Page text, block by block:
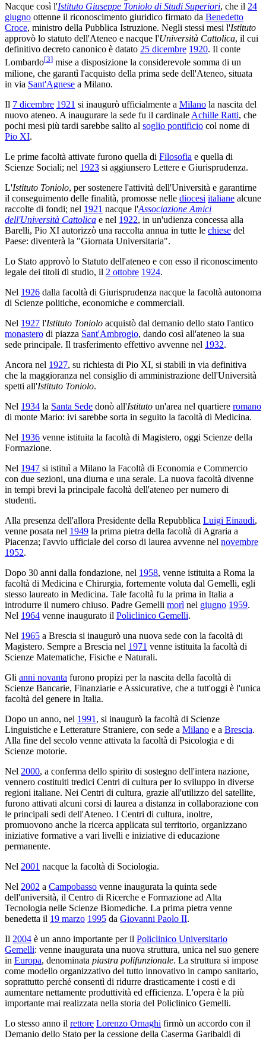
Nacque così l'Istituto Giuseppe Toniolo di Studi Superiori, che il 24
giugno ottenne il riconoscimento giuridico firmato da Benedetto
Croce, ministro della Pubblica Istruzione. Negli stessi mesi l'Istituto
approvò lo statuto dell'Ateneo e nacque l'Università Cattolica, il cui
definitivo decreto canonico è datato 25 dicembre 1920. Il conte
Lombardo[3] mise a disposizione la considerevole somma di un
milione, che garantì l'acquisto della prima sede dell'Ateneo, situata
in via Sant'Agnese a Milano.
Il 7 dicembre 1921 si inaugurò ufficialmente a Milano la nascita del
nuovo ateneo. A inaugurare la sede fu il cardinale Achille Ratti, che
pochi mesi più tardi sarebbe salito al soglio pontificio col nome di
Pio XI.
Le prime facoltà attivate furono quella di Filosofia e quella di
Scienze Sociali; nel 1923 si aggiunsero Lettere e Giurisprudenza.
L'Istituto Toniolo, per sostenere l'attività dell'Università e garantirne
il conseguimento delle finalità, promosse nelle diocesi italiane alcune
raccolte di fondi; nel 1921 nacque l'Associazione Amici
dell'Università Cattolica e nel 1922, in un'udienza concessa alla
Barelli, Pio XI autorizzò una raccolta annua in tutte le chiese del
Paese: diventerà la "Giornata Universitaria".
Lo Stato approvò lo Statuto dell'ateneo e con esso il riconoscimento
legale dei titoli di studio, il 2 ottobre 1924.
Nel 1926 dalla facoltà di Giurisprudenza nacque la facoltà autonoma
di Scienze politiche, economiche e commerciali.
Nel 1927 l'Istituto Toniolo acquistò dal demanio dello stato l'antico
monastero di piazza Sant'Ambrogio, dando così all'ateneo la sua
sede principale. Il trasferimento effettivo avvenne nel 1932.
Ancora nel 1927, su richiesta di Pio XI, si stabilì in via definitiva
che la maggioranza nel consiglio di amministrazione dell'Università
spetti all'Istituto Toniolo.
Nel 1934 la Santa Sede donò all'Istituto un'area nel quartiere romano
di monte Mario: ivi sarebbe sorta in seguito la facoltà di Medicina.
Nel 1936 venne istituita la facoltà di Magistero, oggi Scienze della
Formazione.
Nel 1947 si istituì a Milano la Facoltà di Economia e Commercio
con due sezioni, una diurna e una serale. La nuova facoltà divenne
in tempi brevi la principale facoltà dell'ateneo per numero di
studenti.
Alla presenza dell'allora Presidente della Repubblica Luigi Einaudi,
venne posata nel 1949 la prima pietra della facoltà di Agraria a
Piacenza; l'avvio ufficiale del corso di laurea avvenne nel novembre
1952.
Dopo 30 anni dalla fondazione, nel 1958, venne istituita a Roma la
facoltà di Medicina e Chirurgia, fortemente voluta dal Gemelli, egli
stesso laureato in Medicina. Tale facoltà fu la prima in Italia a
introdurre il numero chiuso. Padre Gemelli morì nel giugno 1959.
Nel 1964 venne inaugurato il Policlinico Gemelli.
Nel 1965 a Brescia si inaugurò una nuova sede con la facoltà di
Magistero. Sempre a Brescia nel 1971 venne istituita la facoltà di
Scienze Matematiche, Fisiche e Naturali.
Gli anni novanta furono propizi per la nascita della facoltà di
Scienze Bancarie, Finanziarie e Assicurative, che a tutt'oggi è l'unica
facoltà del genere in Italia.
Dopo un anno, nel 1991 , si inaugurò la facoltà di Scienze
Linguistiche e Letterature Straniere, con sede a Milano e a Brescia.
Alla fine del secolo venne attivata la facoltà di Psicologia e di
Scienze motorie.
Nel 2000, a conferma dello spirito di sostegno dell'intera nazione,
vennero costituiti tredici Centri di cultura per lo sviluppo in diverse
regioni italiane. Nei Centri di cultura, grazie all'utilizzo del satellite,
furono attivati alcuni corsi di laurea a distanza in collaborazione con
le principali sedi dell'Ateneo. I Centri di cultura, inoltre,
promuovono anche la ricerca applicata sul territorio, organizzano
iniziative formative a vari livelli e iniziative di educazione
permanente.
Nel 2001 nacque la facoltà di Sociologia.
Nel 2002 a Campobasso venne inaugurata la quinta sede
dell'università, il Centro di Ricerche e Formazione ad Alta
Tecnologia nelle Scienze Biomediche. La prima pietra venne
benedetta il 19 marzo 1995 da Giovanni Paolo II.
Il 2004 è un anno importante per il Policlinico Universitario
Gemelli: venne inaugurata una nuova struttura, unica nel suo genere
in Europa, denominata piastra polifunzionale. La struttura si impose
come modello organizzativo del tutto innovativo in campo sanitario,
soprattutto perché consentì di ridurre drasticamente i costi e di
aumentare nettamente produttività ed efficienza. L'opera è la più
importante mai realizzata nella storia del Policlinico Gemelli.
Lo stesso anno il rettore Lorenzo Ornaghi firmò un accordo con il
Demanio dello Stato per la cessione della Caserma Garibaldi di